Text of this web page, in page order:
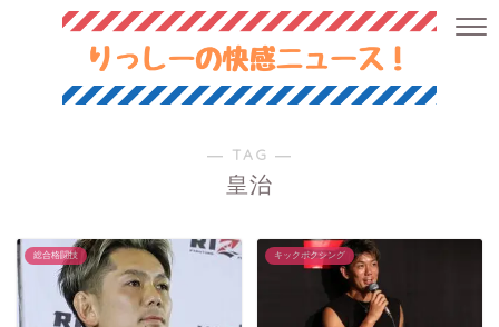
― TAG ―
皇治
総合格闘技 キックボクシング